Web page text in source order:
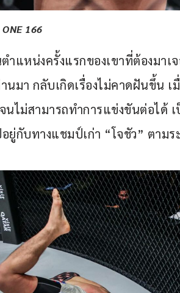
166
ำแหน่งครั้งแรกของเขาที่ต้องมาเ
นมา กลับเกิดเรื่องไม่คาดฝันขึ้น
ไม่สามารถทำการแข่งขันต่อได้ เ
กับทางแชมป์เก่า “โจชัว” ตามร